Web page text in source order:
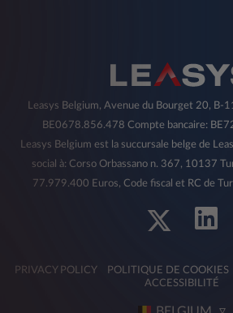
Leasys Belgium, Avenue du Bourget 20, B-
BE0678.856.478 Compte bancaire:
Leasys Belgium est la succursale belge de
social à: Corso Orbassano n. 367, 10137
77.979.400 Euros, Code fiscal et RC de
PRIVACY POLICY POLITIQUE DE COOKIES
ACCESSIBILITÉ